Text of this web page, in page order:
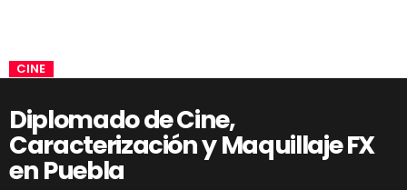
CINE
Diplomado de Cine,
Caracterización y Maquillaje FX
en Puebla